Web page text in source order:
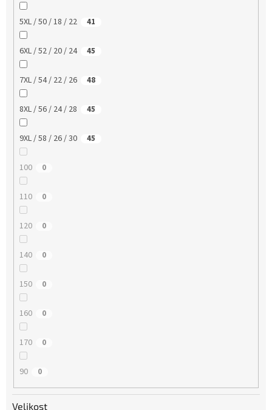
5XL / 50 / 18 / 22 41
6XL / 52 / 20 / 24 45
7XL / 54 / 22 / 26 48
8XL / 56 / 24 / 28 45
9XL / 58 / 26 / 30 45
100 0
110 0
120 0
140 0
150 0
160 0
170 0
90 0
Velikost